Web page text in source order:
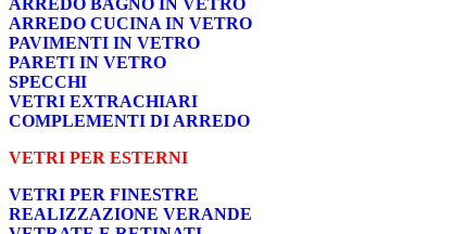
ARREDO CUCINA IN VETRO
PAVIMENTI IN VETRO
PARETI IN VETRO
SPECCHI
VETRI EXTRACHIARI
COMPLEMENTI DI ARREDO
VETRI PER ESTERNI
VETRI PER FINESTRE
REALIZZAZIONE VERANDE